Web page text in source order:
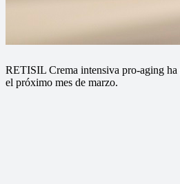
RETISIL Crema intensiva pro-aging
el próximo mes de marzo.